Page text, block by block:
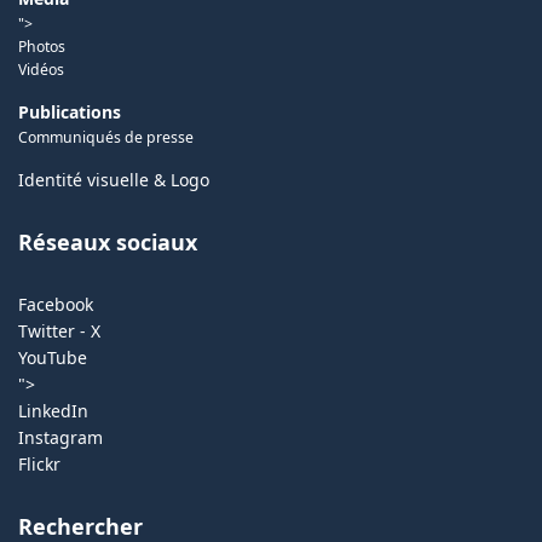
">
Photos
Vidéos
Publications
Communiqués de presse
Identité visuelle & Logo
Réseaux sociaux
Facebook
Twitter - X
YouTube
">
LinkedIn
Instagram
Flickr
Rechercher